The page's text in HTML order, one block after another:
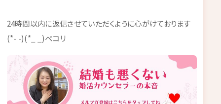
24時間以内に返信させていただくように心がけております
(*- -)(*_ _)ペコリ